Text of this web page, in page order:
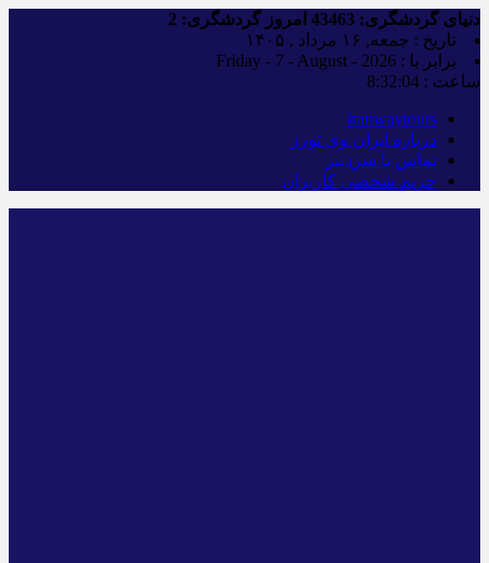
دنیای گردشگری: امروز گردشگری:
تاریخ : جمعه, ۱۶ مرداد , ۱۴۰۵
برابر با : Friday - 7 - August - 2026
ساعت : 8:32:05
iranwaytours
درباره ایران وی تورز
تماس با سردبیر
حریم شخصی کاربران